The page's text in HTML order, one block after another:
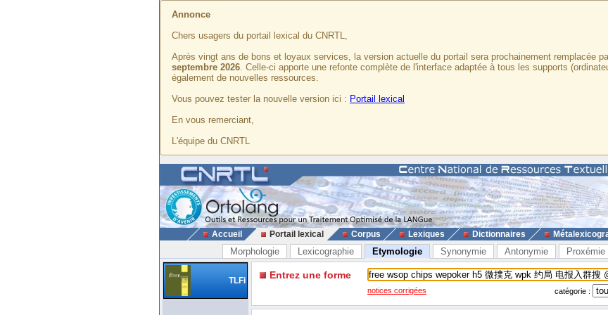
Annonce
Chers usagers du portail lexical du CNRTL,
Après vingt ans de bons et loyaux services, la version actuelle du portail sera prochainement remplacée
septembre 2026. Celle-ci apporte une refonte complète de l'interface adaptée à tous les supports
également de nouvelles ressources.
Vous pouvez tester la nouvelle version ici : Portail lexical
En vous remerciant,
L'équipe du CNRTL
Accueil Portail lexical Corpus Lexiques Dictionnaires
Morphologie Lexicographie Etymologie Synonymie Antonymie Proxémie
TLFi Entrez une forme
notices corrigées catégorie :